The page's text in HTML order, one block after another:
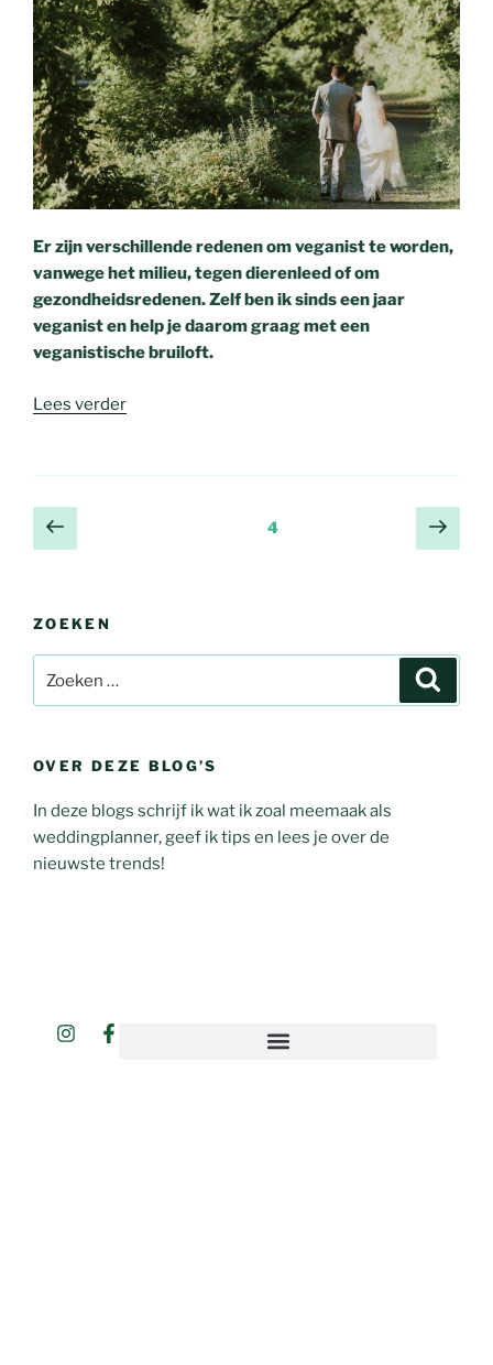
Er zijn verschillende redenen om veganist te worden,
vanwege het milieu, tegen dierenleed of om
gezondheidsredenen. Zelf ben ik sinds een jaar
veganist en help je daarom graag met een
veganistische bruiloft.
Lees verder
4
ZOEKEN
OVER DEZE BLOG’S
In deze blogs schrijf ik wat ik zoal meemaak als
weddingplanner, geef ik tips en lees je over de
nieuwste trends!